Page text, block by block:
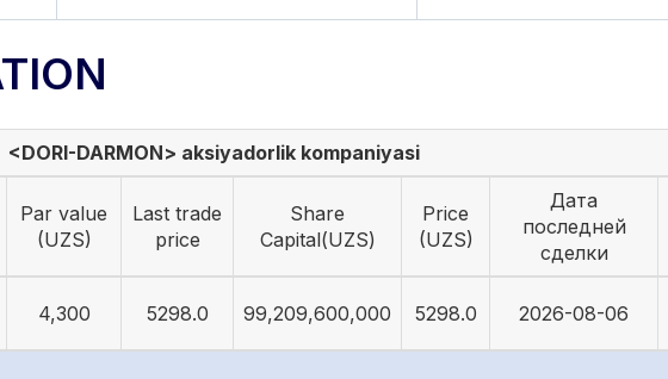
<DORI-DARMON> aksiyadorlik kompaniyasi
Par value
(UZS)
Last trade
price
Share
Capital(UZS)
Price
(UZS)
Дата
последней
сделки
4,300 5298.0 99,209,600,000 5298.0 2026-08-06